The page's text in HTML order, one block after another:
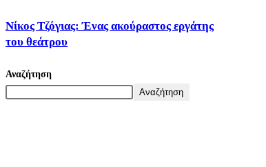
Νίκος Τζόγιας: Ένας ακούραστος εργάτης
του θεάτρου
Αναζήτηση
Αναζήτηση